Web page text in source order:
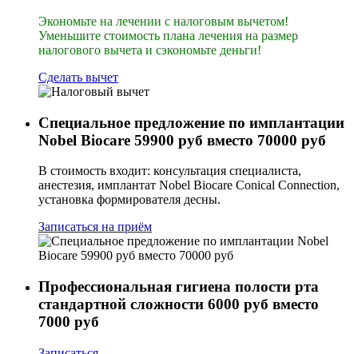
Экономьте на лечении с налоговым вычетом!
Уменьшите стоимость плана лечения на размер
налогового вычета и сэкономьте деньги!
Сделать вычет
Специальное предложение по имплантации
Nobel Biocare 59900 руб вместо 70000 руб
В стоимость входит: консультация специалиста,
анестезия, имплантат Nobel Biocare Conical Connection,
установка формирователя десны.
Записаться на приём
Профессиональная гигиена полости рта
стандартной сложности 6000 руб вместо
7000 руб